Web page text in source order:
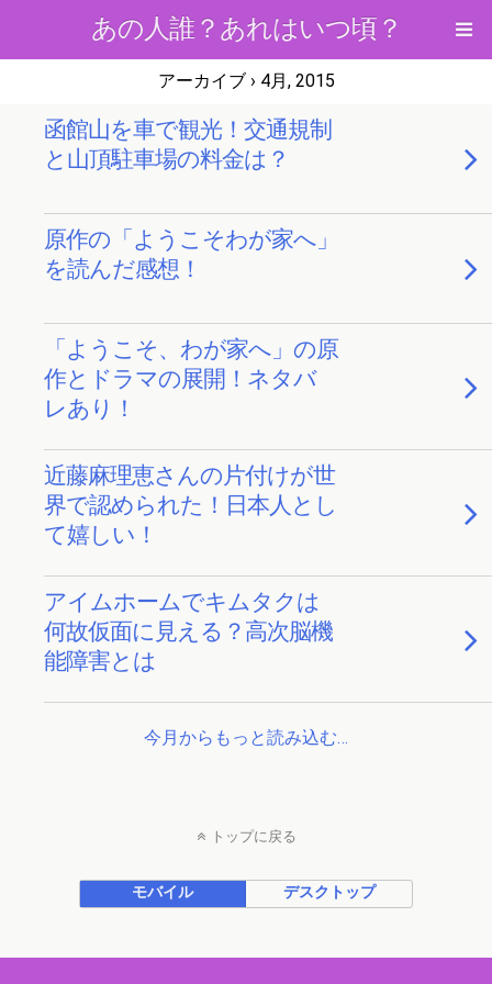
あの人誰？あれはいつ頃？
アーカイブ › 4月, 2015
函館山を車で観光！交通規制
と山頂駐車場の料金は？
原作の「ようこそわが家へ」
を読んだ感想！
「ようこそ、わが家へ」の原
作とドラマの展開！ネタバ
レあり！
近藤麻理恵さんの片付けが世
界で認められた！日本人とし
て嬉しい！
アイムホームでキムタクは
何故仮面に見える？高次脳機
能障害とは
今月からもっと読み込む…
トップに戻る
モバイル デスクトップ